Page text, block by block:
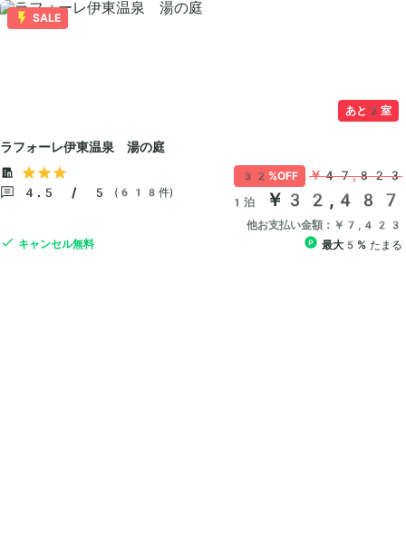
SALE
あと2室
ラフォーレ伊東温泉 湯の庭
4.5 / 5 (618件)
キャンセル無料
32%OFF ￥47,823
1泊 ￥32,487
他お支払い金額：￥7,423
最大5% たまる